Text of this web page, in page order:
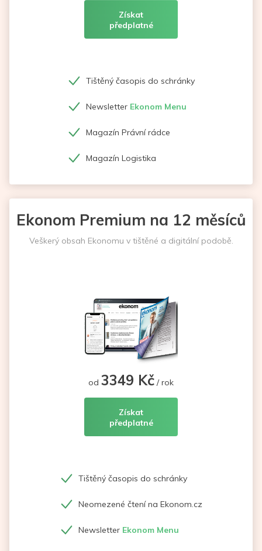
Získat
předplatné
Tištěný časopis do schránky
Newsletter Ekonom Menu
Magazín Právní rádce
Magazín Logistika
Ekonom Premium na 12 měsíců
Veškerý obsah Ekonomu v tištěné a digitální podobě.
od 3349 Kč / rok
Získat
předplatné
Tištěný časopis do schránky
Neomezené čtení na Ekonom.cz
Newsletter Ekonom Menu